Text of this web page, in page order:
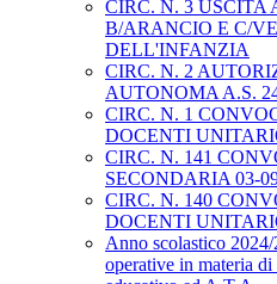
CIRC. N. 3 USCITA
B/ARANCIO E C/
DELL'INFANZIA
CIRC. N. 2
AUTONOMA A.S.
CIRC. N. 1
DOCENTI
CIRC. N. 141
SECONDARIA 03-
CIRC. N. 140
DOCENTI
Anno scolastico
operative in materia di